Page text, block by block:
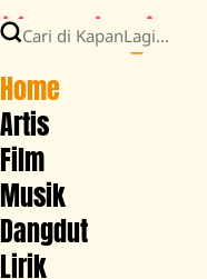
Home
Artis
Film
Musik
Dangdut
Lirik